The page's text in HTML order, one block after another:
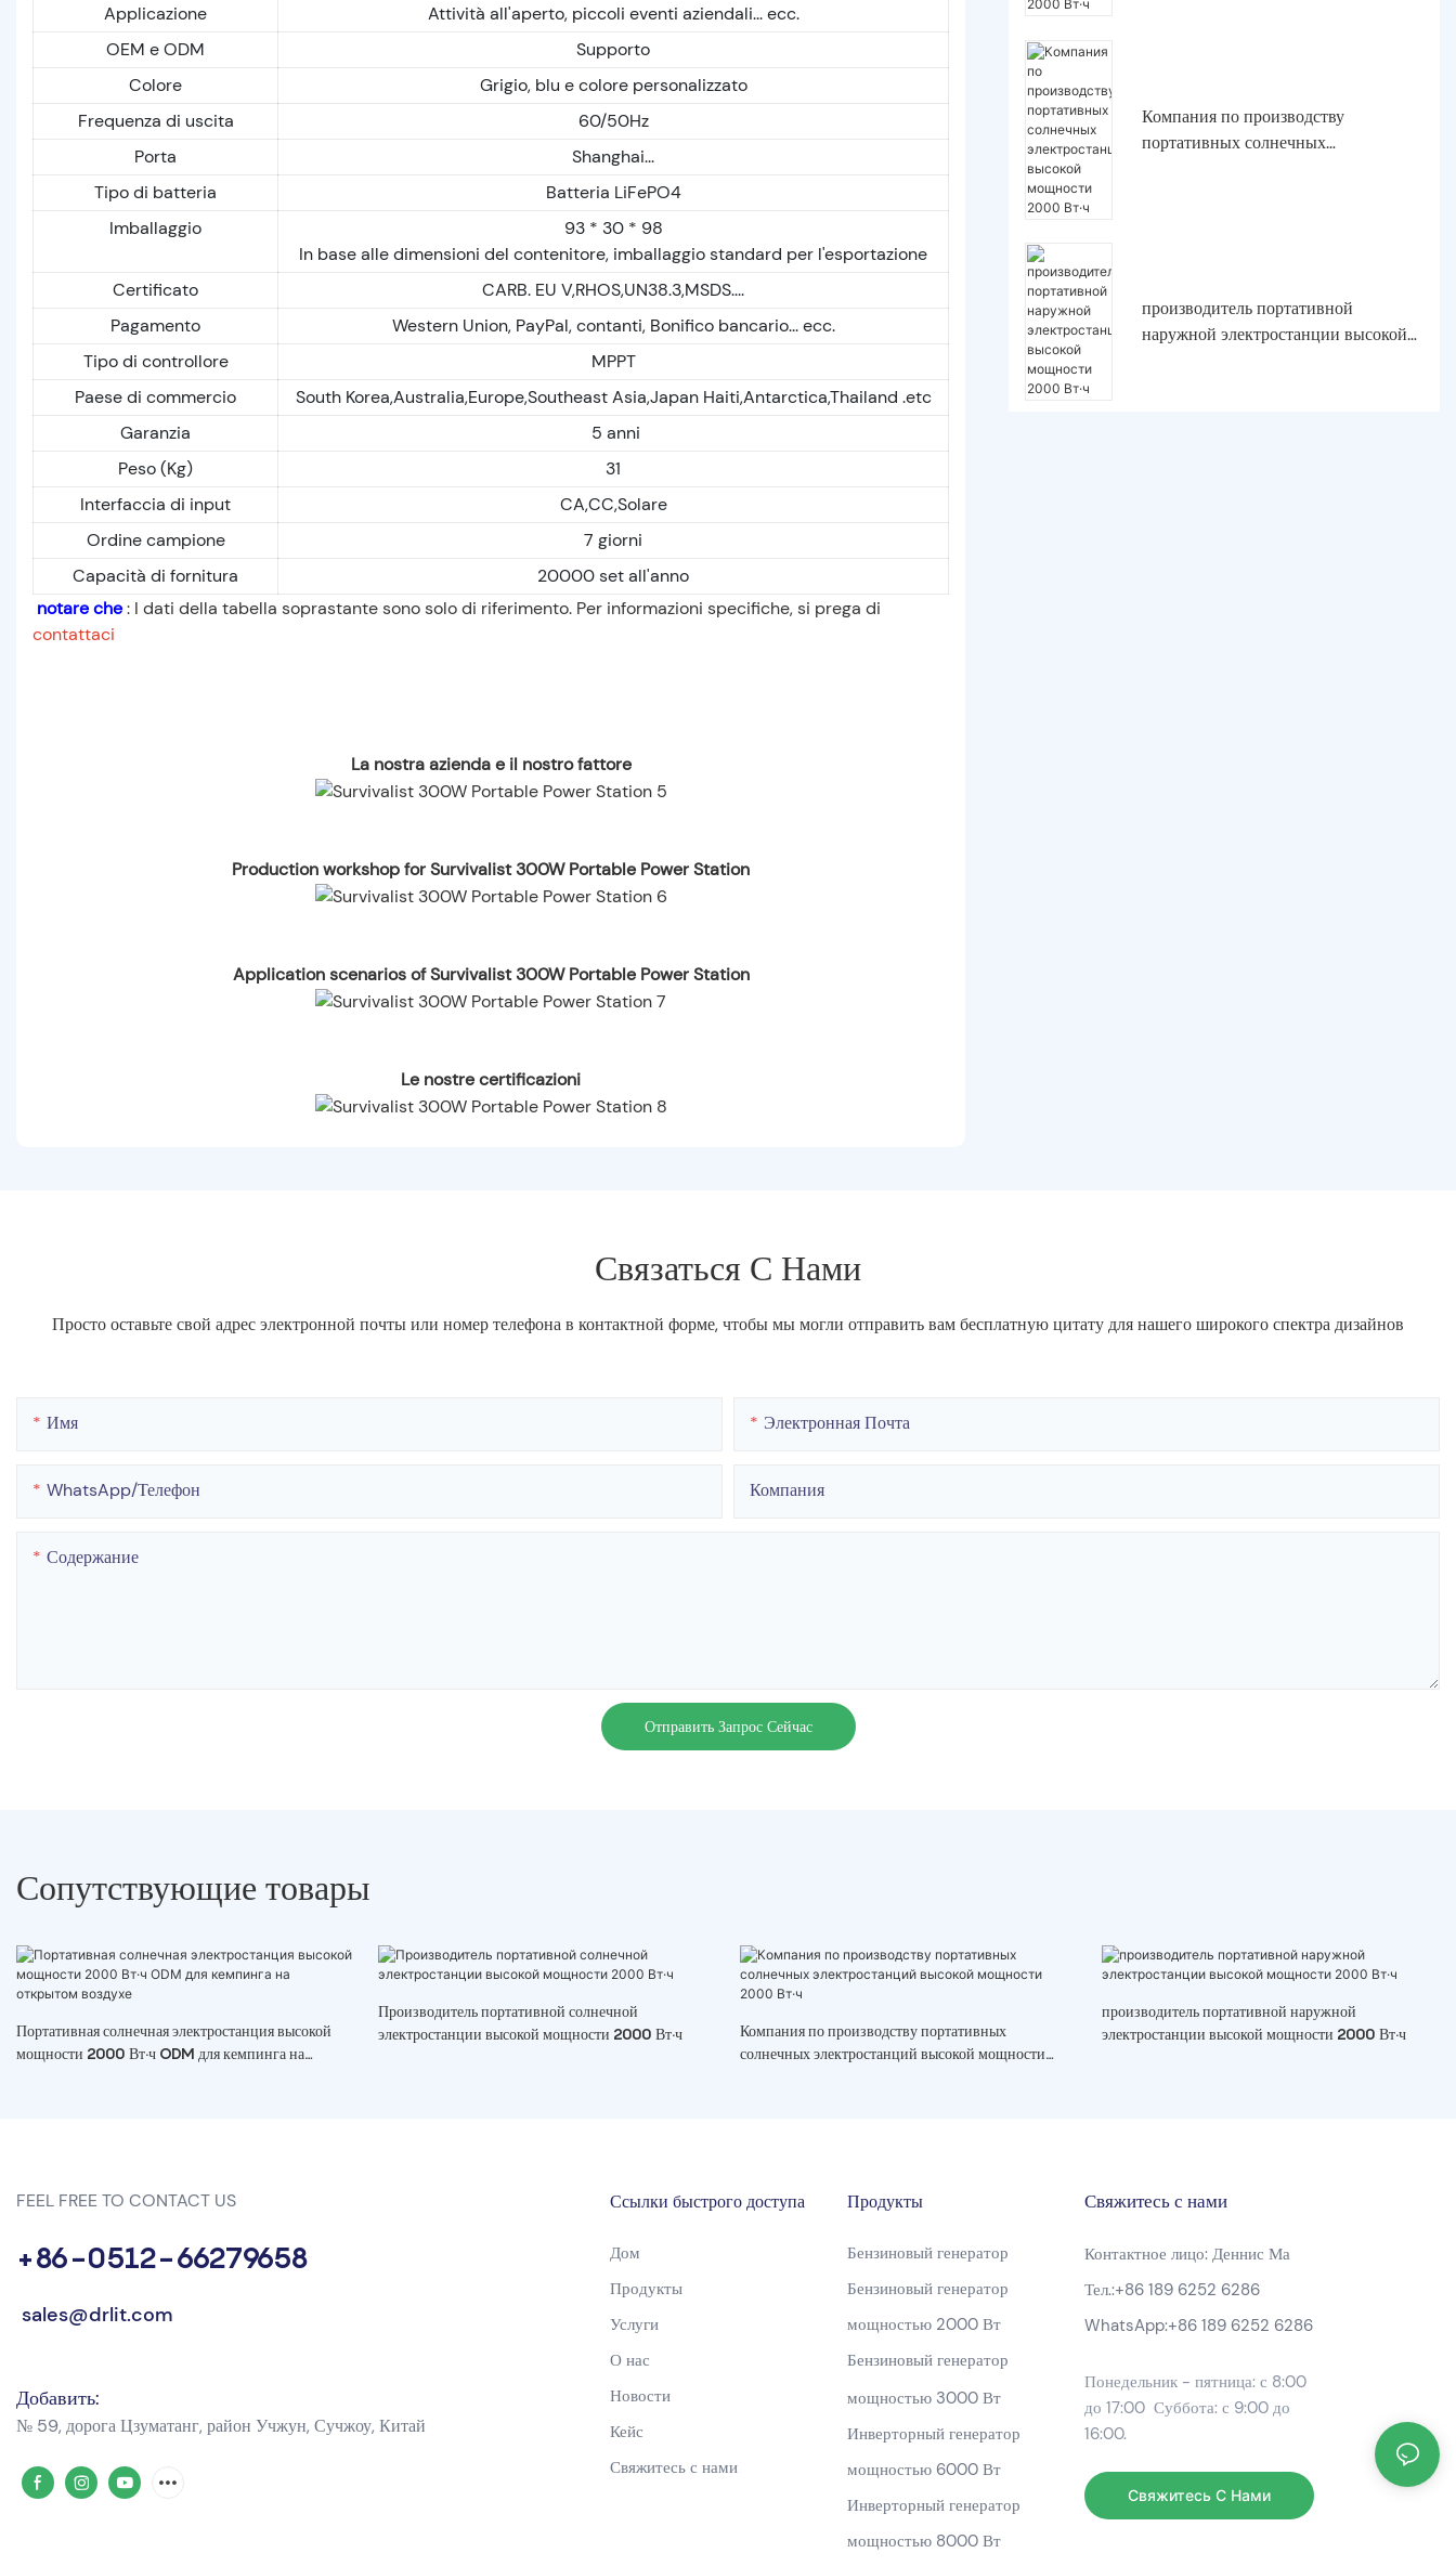
Applicazione
Attività all'aperto, piccoli eventi aziendali... ecc.
OEM e ODM
Supporto
Colore
Grigio, blu e colore personalizzato
Frequenza di uscita
60/50Hz
Porta
Shanghai...
Tipo di batteria
Batteria LiFePO4
Imballaggio
93 * 30 * 98
In base alle dimensioni del contenitore, imballaggio standard per l'esportazione
Certificato
CARB. EU V,RHOS,UN38.3,MSDS....
Pagamento
Western Union, PayPal, contanti, Bonifico bancario... ecc.
Tipo di controllore
MPPT
Paese di commercio
South Korea,Australia,Europe,Southeast Asia,Japan Haiti,Antarctica,Thailand .etc
Garanzia
5 anni
Peso (Kg)
31
Interfaccia di input
CA,CC,Solare
Ordine campione
7 giorni
Capacità di fornitura
20000 set all'anno
notare che: I dati della tabella soprastante sono solo di riferimento. Per informazioni specifiche, si prega di
contattaci
La nostra azienda e il nostro fattore
Production workshop for Survivalist 300W Portable Power Station
Application scenarios of Survivalist 300W Portable Power Station
Le nostre certificazioni
Компания по производству
портативных солнечных
производитель портативной
наружной электростанции высокой
Связаться С Нами
Просто оставьте свой адрес электронной почты или номер телефона в контактной форме, чтобы мы могли отправить вам бесплатную цитату для нашего широкого спектра дизайнов
Имя Электронная Почта
WhatsApp/телефон Компания
Содержание
Отправить Запрос Сейчас
Сопутствующие товары
Портативная солнечная электростанция высокой
мощности 2000 Вт·ч ODM для кемпинга на
Производитель портативной солнечной
электростанции высокой мощности 2000 Вт·ч
Компания по производству портативных
солнечных электростанций высокой мощности
производитель портативной наружной
электростанции высокой мощности 2000 Вт·ч
FEEL FREE TO CONTACT US
+86-0512-66279658
sales@drlit.com
Добавить:
№ 59, дорога Цзуматанг, район Учжун, Сучжоу, Китай
Ссылки быстрого доступа
Дом
Продукты
Услуги
О нас
Новости
Кейс
Свяжитесь с нами
Продукты
Бензиновый генератор
Бензиновый генератор
мощностью 2000 Вт
Бензиновый генератор
мощностью 3000 Вт
Инверторный генератор
мощностью 6000 Вт
Инверторный генератор
мощностью 8000 Вт
Свяжитесь с нами
Контактное лицо: Деннис Ма
Тел.:+86 189 6252 6286
WhatsApp:+86 189 6252 6286
Понедельник - пятница: с 8:00
до 17:00 Суббота: с 9:00 до
16:00.
Свяжитесь С Нами